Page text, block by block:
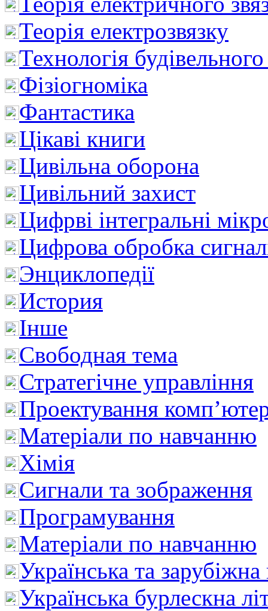
Теорія електрозвязку
Технологія
Фізіогноміка
Фантастика
Цікаві книги
Цивільна оборона
Цивільний захист
Цифрві інтегральні
Цифрова обробка
Энциклопедії
История
Інше
Свободная тема
Стратегічне управління
Проектування
Матеріали по навчанню
Хімія
Сигнали та зображення
Програмування
Матеріали по навчанню
Українська та зарубіжна
Українська бурлескна